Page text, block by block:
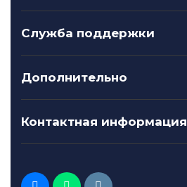
Служба поддержки
Дополнительно
Контактная информация